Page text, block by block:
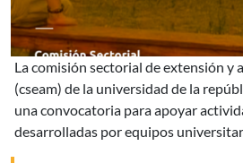
la comisión sectorial de extensión y actividades en el medio
(cseam) de la universidad de la
una convocatoria para apoyar
desarrolladas por equipos